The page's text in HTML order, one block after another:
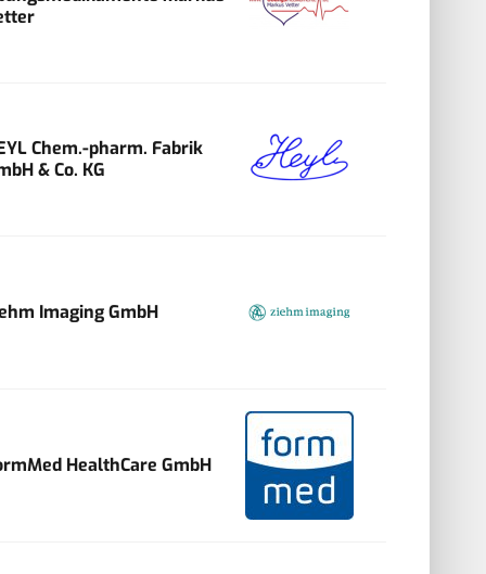
Chem.-pharm. Fabrik
& Co. KG
Imaging GmbH
HealthCare GmbH